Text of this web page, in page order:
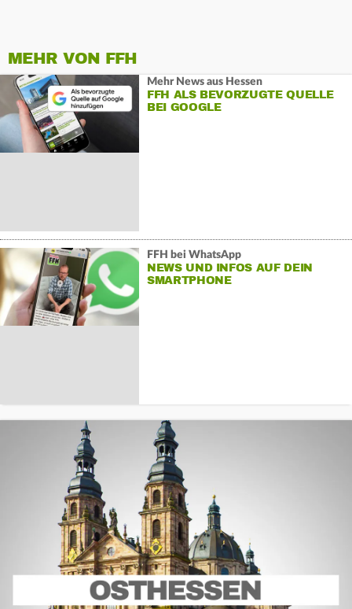
MEHR VON FFH
Mehr News aus Hessen
FFH ALS BEVORZUGTE QUELLE
BEI GOOGLE
FFH bei WhatsApp
NEWS UND INFOS AUF DEIN
SMARTPHONE